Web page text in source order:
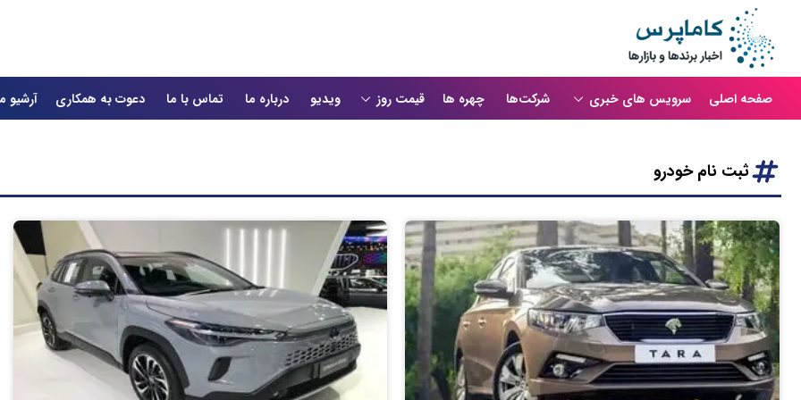
صفحه اصلی سرویس های خبری شرکت‌ها چهره ها قیمت روز ویدیو درباره ما تماس با ما دعوت به همکاری آرشیو
ثبت نام خودرو